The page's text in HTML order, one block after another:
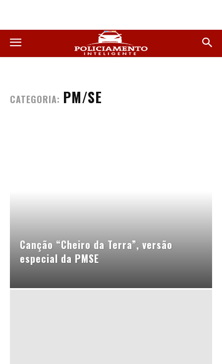
CATEGORIA: PM/SE
Canção “Cheiro da Terra”, versão
especial da PMSE